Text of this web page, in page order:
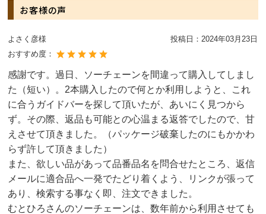
お客様の声
よさく彦様 投稿日： 2024年03月23日
おすすめ度：
感謝です。過日、ソーチェーンを間違って購入してしまし
た（短い）。2本購入したので何とか利用しようと、これ
に合うガイドバーを探して頂いたが、あいにく見つから
ず。その際、返品も可能との心温まる返答でしたので、甘
えさせて頂きました。（パッケージ破棄したのにもかかわ
らず許して頂きました）
また、欲しい品があって品番品名を問合せたところ、返信
メールに適合品へ一発でたどり着くよう、リンクが張って
あり、検索する事なく即、注文できました。
むとひろさんのソーチェーンは、数年前から利用させても